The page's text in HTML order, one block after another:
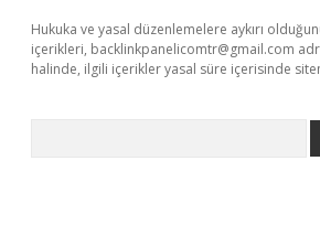
Hukuka ve yasal düzenlemelere aykırı
içerikleri, backlinkpanelicomtr@gmail.com
halinde, ilgili içerikler yasal süre içerisinde